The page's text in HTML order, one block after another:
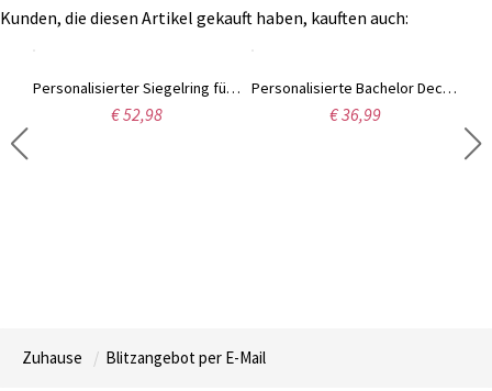
Kunden, die diesen Artikel gekauft haben, kauften auch:
Personalisierter Siegelring für Wappen/Logo/Bild, Sterling Silber 925 Ring für Familien & Gruppen, Abschluss-/Vatertagsgeschenk, Ring für Absolventen/Familie/Team
€ 52,98
Personalisierte Bachelor Deckel Name Halskette Abschlussgeschenke
€ 36,99
Zuhause Blitzangebot per E-Mail